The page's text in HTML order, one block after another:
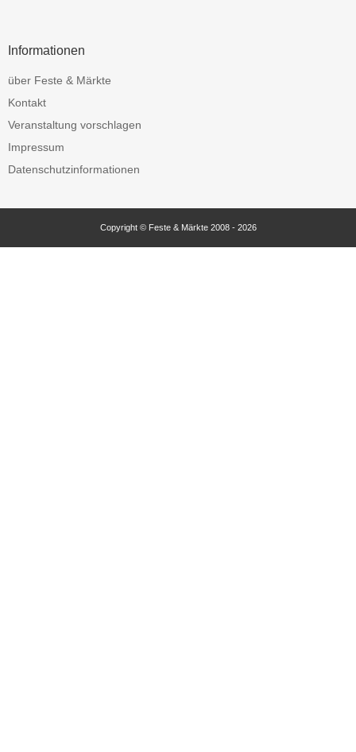
Informationen
über Feste & Märkte
Kontakt
Veranstaltung vorschlagen
Impressum
Datenschutzinformationen
Copyright © Feste & Märkte 2008 - 2026